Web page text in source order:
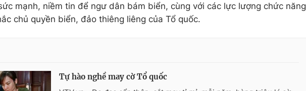
mạnh, niềm tin để ngư dân bám biển, cùng với các lực lượng chức năng
chủ quyền biển, đảo thiêng liêng của Tổ quốc.
Tự hào nghề may cờ Tổ quốc